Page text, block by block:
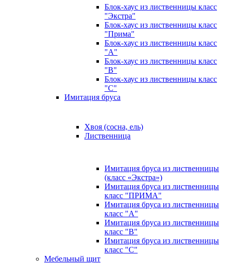
Блок-хаус из лиственницы класс
"Экстра"
Блок-хаус из лиственницы класс
"Прима"
Блок-хаус из лиственницы класс
"А"
Блок-хаус из лиственницы класс
"B"
Блок-хаус из лиственницы класс
"C"
Имитация бруса
Хвоя (сосна, ель)
Лиственница
Имитация бруса из лиственницы
(класс «Экстра»)
Имитация бруса из лиственницы
класс "ПРИМА"
Имитация бруса из лиственницы
класс "А"
Имитация бруса из лиственницы
класс "B"
Имитация бруса из лиственницы
класс "C"
Мебельный щит